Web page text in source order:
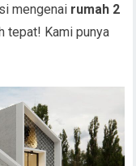
mengenai rumah 2
tepat! Kami punya